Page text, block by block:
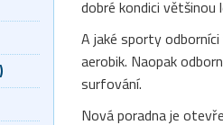
dobré kondici většinou
A jaké sporty
aerobik. Naopak
surfování.
Nová poradna je